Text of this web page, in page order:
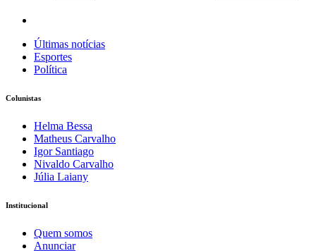
Últimas notícias
Esportes
Política
Colunistas
Helma Bessa
Matheus Carvalho
Igor Santiago
Nivaldo Carvalho
Júlia Laiany
Institucional
Quem somos
Anunciar